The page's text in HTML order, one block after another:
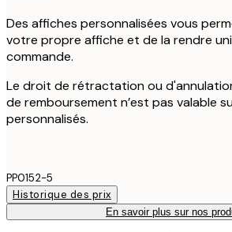
Des affiches personnalisées vous
votre propre affiche et de la rendre
commande.
Le droit de rétractation ou
de remboursement n’est pas valable
personnalisés.
PP0152-5
Historique des prix
En savoir plus sur nos